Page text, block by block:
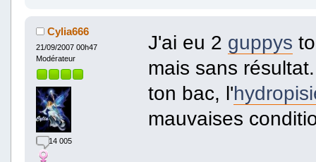
Cylia666
21/09/2007 00h47
Modérateur
14 005
J'ai eu 2 guppys
mais sans
ton bac, l'
mauvaises